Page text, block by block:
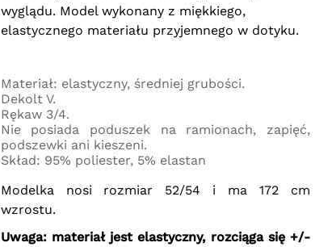
wyglądu. Model wykonany z miękkiego,
elastycznego materiału przyjemnego w dotyku.
Materiał: elastyczny, średniej grubości.
Dekolt V.
Rękaw 3/4.
Nie posiada poduszek na ramionach, zapięć,
podszewki ani kieszeni.
Skład: 95% poliester, 5% elastan
Modelka nosi rozmiar 52/54 i ma 172 cm
wzrostu.
Uwaga: materiał jest elastyczny, rozciąga się +/-